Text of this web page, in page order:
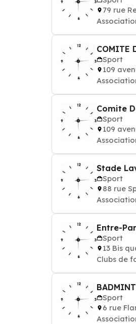
79 rue
COMITE
Sport
109
Comite
Sport
109
Stade
Sport
88 rue
Entre-
Sport
13 Bis
Clubs de
Sport
6 rue